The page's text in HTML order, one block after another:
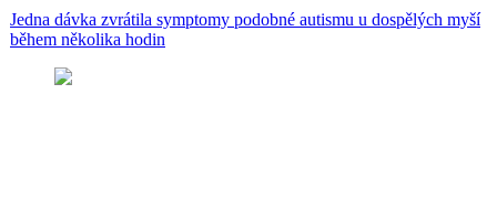
Jedna dávka zvrátila symptomy podobné autismu u dospělých myší
během několika hodin